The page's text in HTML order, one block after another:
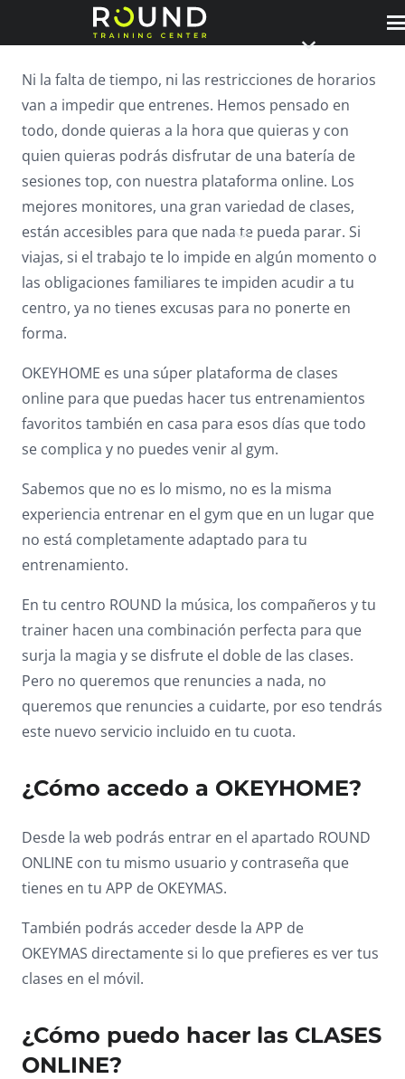
Ni la falta de tiempo, ni las restricciones de horarios
van a impedir que entrenes. Hemos pensado en
todo, donde quieras a la hora que quieras y con
quien quieras podrás disfrutar de una batería de
sesiones top, con nuestra plataforma online. Los
mejores monitores, una gran variedad de clases,
están accesibles para que nada te pueda parar. Si
viajas, si el trabajo te lo impide en algún momento o
las obligaciones familiares te impiden acudir a tu
centro, ya no tienes excusas para no ponerte en
forma.
OKEYHOME es una súper plataforma de clases
online para que puedas hacer tus entrenamientos
favoritos también en casa para esos días que todo
se complica y no puedes venir al gym.
Sabemos que no es lo mismo, no es la misma
experiencia entrenar en el gym que en un lugar que
no está completamente adaptado para tu
entrenamiento.
En tu centro ROUND la música, los compañeros y tu
trainer hacen una combinación perfecta para que
surja la magia y se disfrute el doble de las clases.
Pero no queremos que renuncies a nada, no
queremos que renuncies a cuidarte, por eso tendrás
este nuevo servicio incluido en tu cuota.
¿Cómo accedo a OKEYHOME?
Desde la web podrás entrar en el apartado ROUND
ONLINE con tu mismo usuario y contraseña que
tienes en tu APP de OKEYMAS.
También podrás acceder desde la APP de
OKEYMAS directamente si lo que prefieres es ver tus
clases en el móvil.
¿Cómo puedo hacer las CLASES
ONLINE?